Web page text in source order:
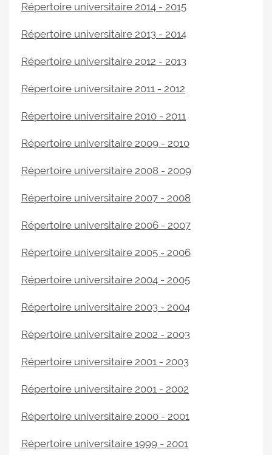
Répertoire universitaire 2014 - 2015
Répertoire universitaire 2013 - 2014
Répertoire universitaire 2012 - 2013
Répertoire universitaire 2011 - 2012
Répertoire universitaire 2010 - 2011
Répertoire universitaire 2009 - 2010
Répertoire universitaire 2008 - 2009
Répertoire universitaire 2007 - 2008
Répertoire universitaire 2006 - 2007
Répertoire universitaire 2005 - 2006
Répertoire universitaire 2004 - 2005
Répertoire universitaire 2003 - 2004
Répertoire universitaire 2002 - 2003
Répertoire universitaire 2001 - 2003
Répertoire universitaire 2001 - 2002
Répertoire universitaire 2000 - 2001
Répertoire universitaire 1999 - 2001